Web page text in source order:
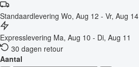
Standaardlevering Wo, Aug 12 - Vr, Aug 14
Expresslevering Ma, Aug 10 - Di, Aug 11
30 dagen retour
Aantal